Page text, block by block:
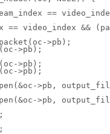
== video_index
video_index &&
>pb);
>pb);
>pb);
>pb);
>pb,
>pb,